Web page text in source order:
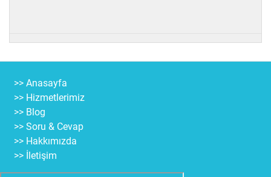
>> Anasayfa
>> Hizmetlerimiz
>> Blog
>> Soru & Cevap
>> Hakkımızda
>> İletişim